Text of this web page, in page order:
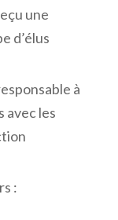
une
d’élus
à
avec les
: